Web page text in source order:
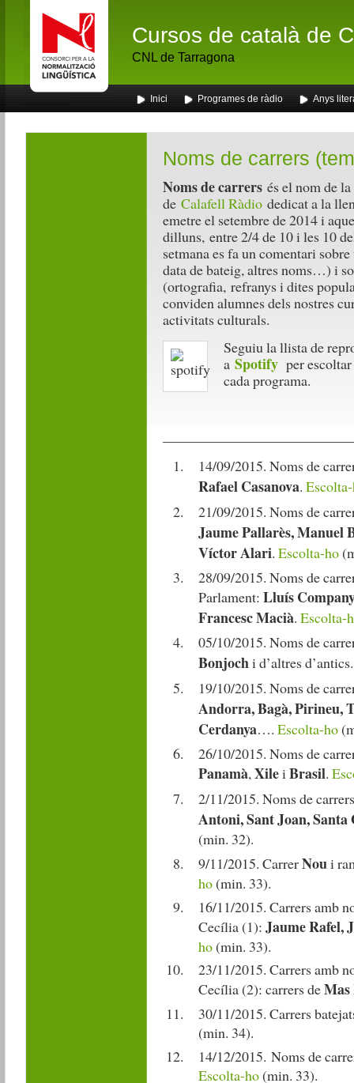
Cursos de català de
CNL de Tarragona
Inici Programes de ràdio Anys
Noms de carrers
Noms de carrersés el nom de
de Calafell Ràdiodedicat a la
emetre el setembre de 2014 i
dilluns, entre 2/4 de 10 i les 10
setmana es fa un comentari
data de bateig, altres noms…) i
(ortografia, refranys i dites
conviden alumnes dels nostres
activitats culturals.
Seguiu la llista de
a Spotify per
cada programa.
14/09/2015. Noms de
Rafael Casanova.
21/09/2015. Noms de
Jaume Pallarès, Manuel
Víctor Alari. Escolta-ho
28/09/2015. Noms de
Parlament: Lluís
Francesc Macià. Escolta-
05/10/2015. Noms de
Bonjochi d’altres
19/10/2015. Noms de
Andorra, Bagà, Pirineu,
Cerdanya…. Escolta-ho
26/10/2015. Noms de
Panamà,XileiBrasil.
2/11/2015. Noms de
Antoni, Sant Joan, Santa
(min. 32).
9/11/2015. CarrerNoui
ho(min. 33).
16/11/2015. Carrers amb
Cecília (1): Jaume Rafel,
ho(min. 33).
23/11/2015. Carrers amb
Cecília (2): carrers deMas
30/11/2015. Carrers
(min. 34).
14/12/2015. Noms de
Escolta-ho(min. 33).